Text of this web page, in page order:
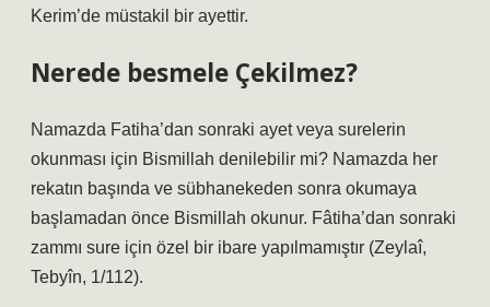
Kerim’de müstakil bir ayettir.
Nerede besmele Çekilmez?
Namazda Fatiha’dan sonraki ayet veya surelerin
okunması için Bismillah denilebilir mi? Namazda her
rekatın başında ve sübhanekeden sonra okumaya
başlamadan önce Bismillah okunur. Fâtiha’dan sonraki
zammı sure için özel bir ibare yapılmamıştır (Zeylaî,
Tebyîn, 1/112).